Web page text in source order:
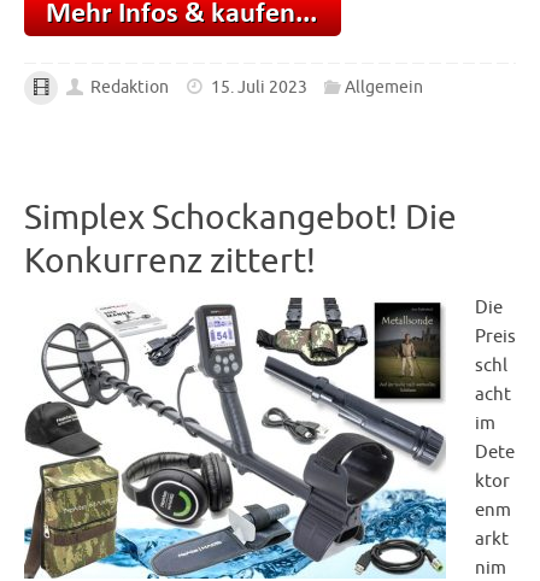
Redaktion 15. Juli 2023 Allgemein
Simplex Schockangebot! Die
Konkurrenz zittert!
Die
Preis
schl
acht
im
Dete
ktor
enm
arkt
nim